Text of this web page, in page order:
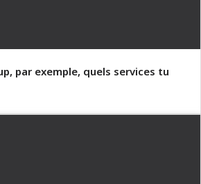
par exemple, quels services tu